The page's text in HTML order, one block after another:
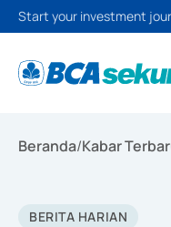
Start your investment
Beranda/Kabar
BERITA HARIAN